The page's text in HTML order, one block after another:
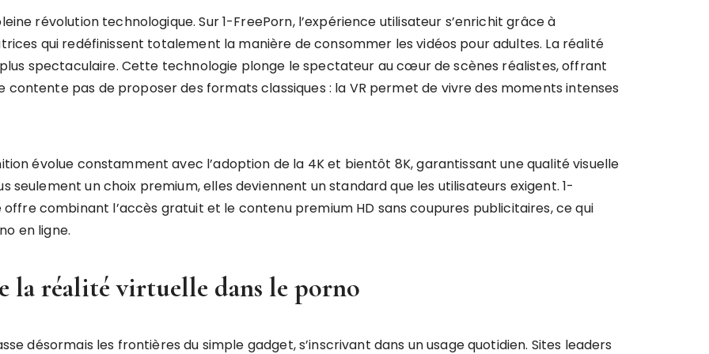
révolution technologique. Sur 1-FreePorn, l’expérience utilisateur s’enrichit grâce à
qui redéfinissent totalement la manière de consommer les vidéos pour adultes. La réalité
spectaculaire. Cette technologie plonge le spectateur au cœur de scènes réalistes, offrant
contente pas de proposer des formats classiques : la VR permet de vivre des moments intenses
évolue constamment avec l’adoption de la 4K et bientôt 8K, garantissant une qualité visuelle
seulement un choix premium, elles deviennent un standard que les utilisateurs exigent. 1-
combinant l’accès gratuit et le contenu premium HD sans coupures publicitaires, ce qui
en ligne.
la réalité virtuelle dans le porno
désormais les frontières du simple gadget, s’inscrivant dans un usage quotidien. Sites leaders